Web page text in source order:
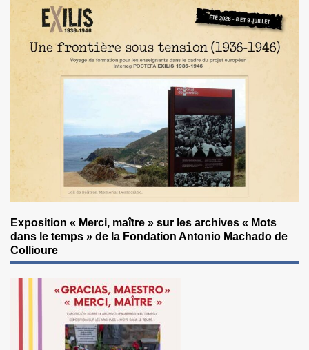
Exposition « Merci, maître » sur les archives « Mots
dans le temps » de la Fondation Antonio Machado de
Collioure